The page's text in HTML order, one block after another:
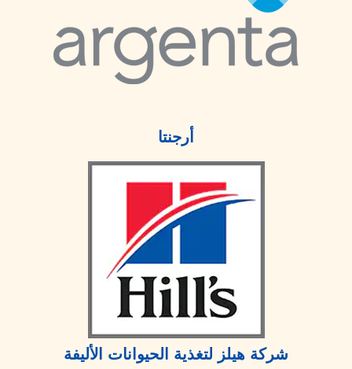
أرجنتا
شركة هيلز لتغذية الحيوانات الأليفة